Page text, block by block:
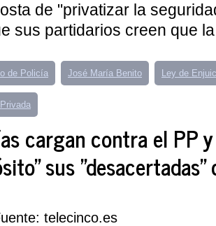
de "privatizar la
sus partidarios creen que
de Policía José María Benito Ley de
cargan contra el PP
sus
telecinco.es